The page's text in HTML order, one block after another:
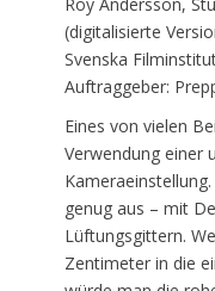
(digitalisierte
Svenska
Auftraggeber:
Eines von vielen
Verwendung einer
genug aus – mit
Lüftungsgittern.
Zentimeter in die